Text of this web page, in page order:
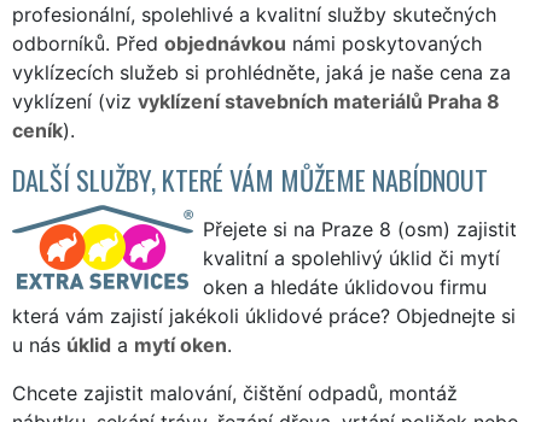
profesionální, spolehlivé a kvalitní služby skutečných
odborníků. Před objednávkou námi poskytovaných
vyklízecích služeb si prohlédněte, jaká je naše cena za
vyklízení (viz vyklízení stavebních materiálů Praha 8
ceník).
DALŠÍ SLUŽBY, KTERÉ VÁM MŮŽEME NABÍDNOUT
Přejete si na Praze 8 (osm) zajistit
kvalitní a spolehlivý úklid či mytí
oken a hledáte úklidovou firmu
která vám zajistí jakékoli úklidové práce? Objednejte si
u nás úklid a mytí oken.
Chcete zajistit malování, čištění odpadů, montáž